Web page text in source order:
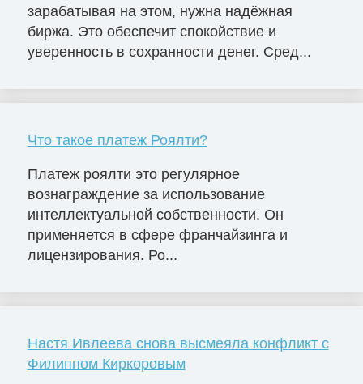
зарабатывая на этом, нужна надёжная
биржа. Это обеспечит спокойствие и
уверенность в сохранности денег. Сред...
Что такое платеж Роялти?
Платеж роялти это регулярное
вознаграждение за использование
интеллектуальной собственности. Он
применяется в сфере франчайзинга и
лицензирования. Ро...
Настя Ивлеева снова высмеяла конфликт с
Филиппом Киркоровым